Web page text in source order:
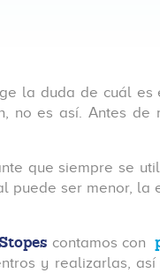
la duda de cuál
no es así. Antes de
que siempre se
puede ser menor, la
contamos con
y realizarlas,